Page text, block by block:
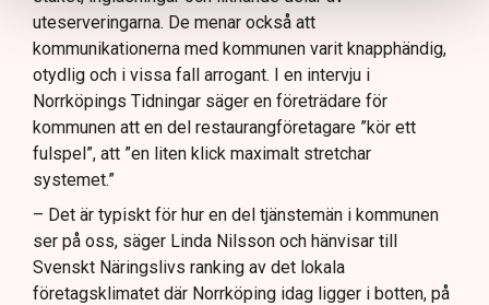
uteserveringarna. De menar också att
kommunikationerna med kommunen varit knapphändig,
otydlig och i vissa fall arrogant. I en intervju i
Norrköpings Tidningar säger en företrädare för
kommunen att en del restaurangföretagare ”kör ett
fulspel”, att ”en liten klick maximalt stretchar
systemet.”
– Det är typiskt för hur en del tjänstemän i kommunen
ser på oss, säger Linda Nilsson och hänvisar till
Svenskt Näringslivs ranking av det lokala
företagsklimatet där Norrköping idag ligger i botten, på